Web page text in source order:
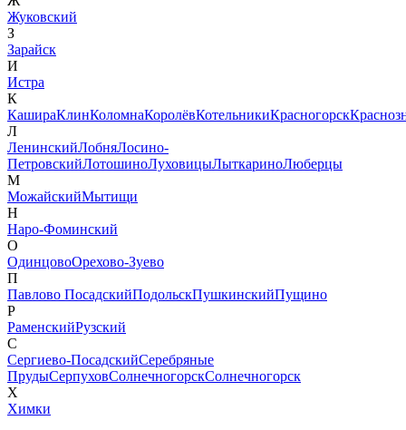
Жуковский
З
Зарайск
И
Истра
К
КашираКлинКоломнаКоролёвКотельникиКрасногорск
Л
ЛенинскийЛобняЛосино-
ПетровскийЛотошиноЛуховицыЛыткариноЛюберцы
М
МожайскийМытищи
Н
Наро-Фоминский
О
ОдинцовоОрехово-Зуево
П
Павлово ПосадскийПодольскПушкинскийПущино
Р
РаменскийРузский
С
Сергиево-ПосадскийСеребряные
ПрудыСерпуховСолнечногорскСолнечногорск
Х
Химки